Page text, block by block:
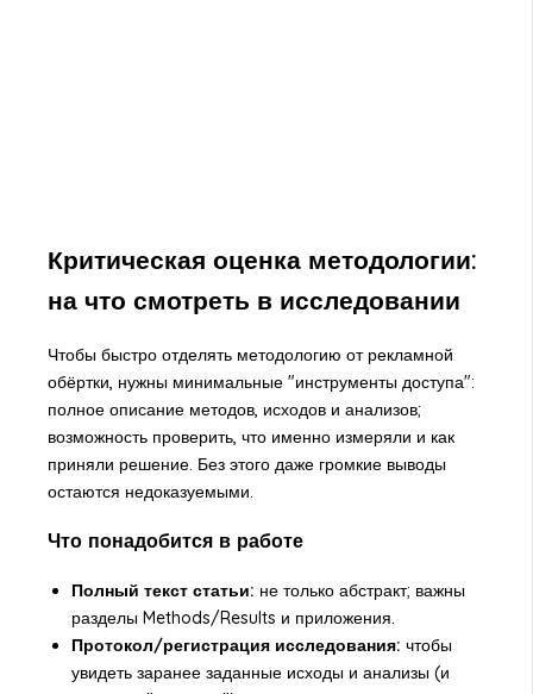
Критическая оценка методологии:
на что смотреть в исследовании
Чтобы быстро отделять методологию от рекламной
обёртки, нужны минимальные "инструменты доступа":
полное описание методов, исходов и анализов;
возможность проверить, что именно измеряли и как
приняли решение. Без этого даже громкие выводы
остаются недоказуемыми.
Что понадобится в работе
Полный текст статьи: не только абстракт; важны
разделы Methods/Results и приложения.
Протокол/регистрация исследования: чтобы
увидеть заранее заданные исходы и анализы (и